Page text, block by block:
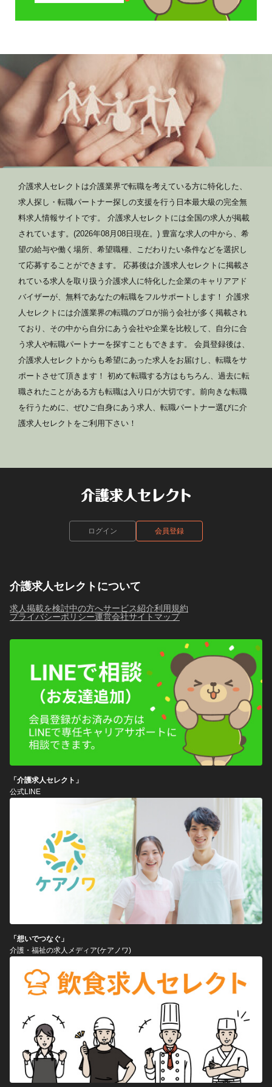
介護求人セレクトは介護業界で転職を考えている方に特化した、
求人探し・転職パートナー探しの支援を行う日本最大級の完全無
料求人情報サイトです。 介護求人セレクトには全国の求人が掲載
されています。(2026年08月08日現在。) 豊富な求人の中から、希
望の給与や働く場所、希望職種、こだわりたい条件などを選択し
て応募することができます。 応募後は介護求人セレクトに掲載さ
れている求人を取り扱う介護求人に特化した企業のキャリアアド
バイザーが、無料であなたの転職をフルサポートします！ 介護求
人セレクトには介護業界の転職のプロが揃う会社が多く掲載され
ており、その中から自分にあう会社や企業を比較して、自分に合
う求人や転職パートナーを探すこともできます。 会員登録後は、
介護求人セレクトからも希望にあった求人をお届けし、転職をサ
ポートさせて頂きます！ 初めて転職する方はもちろん、過去に転
職されたことがある方も転職は入り口が大切です。前向きな転職
を行うために、ぜひご自身にあう求人、転職パートナー選びに介
護求人セレクトをご利用下さい！
ログイン 会員登録
介護求人セレクトについて
求人掲載を検討中の方へサービス紹介利用規約
プライバシーポリシー運営会社サイトマップ
「介護求人セレクト」
公式LINE
「想いでつなぐ」
介護・福祉の求人メディア(ケアノワ)